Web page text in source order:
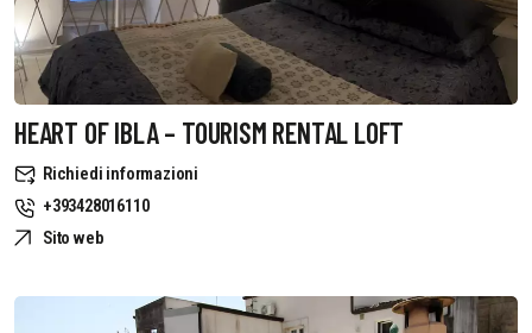
HEART OF IBLA – TOURISM RENTAL LOFT
Richiedi informazioni
+393428016110
Sito web